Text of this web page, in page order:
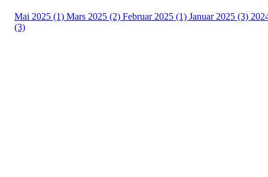
Mai 2025 (1) Mars 2025 (2) Februar 2025 (1) Januar 2025 (3)
(3)